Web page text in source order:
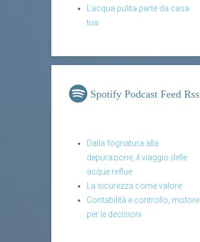
L'acqua pulita parte da casa
tua
Spotify Podcast Feed Rss
Dalla fognatura alla
depurazione, il viaggio delle
acque reflue
La sicurezza come valore
Contabilità e controllo, motore
per le decisioni